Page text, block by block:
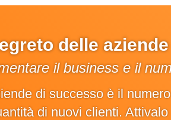
delle
il business e il
di successo è il
di nuovi clienti.